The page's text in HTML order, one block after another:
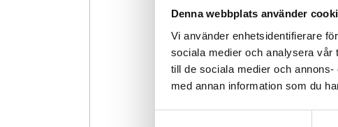
Denna webbplats använder
Vi använder enhetsidentifierare
sociala medier och analysera vår
till de sociala medier och
med annan information som du